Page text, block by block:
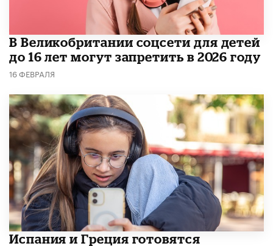
В Великобритании соцсети для детей
до 16 лет могут запретить в 2026 году
16 ФЕВРАЛЯ
Испания и Греция готовятся